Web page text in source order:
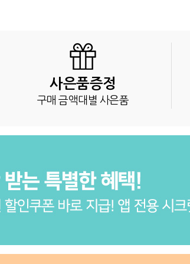
사은품증정
구매 금액대별 사은품